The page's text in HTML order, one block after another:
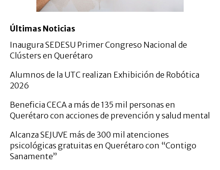
Últimas Noticias
Inaugura SEDESU Primer Congreso Nacional de
Clústers en Querétaro
Alumnos de la UTC realizan Exhibición de Robótica
2026
Beneficia CECA a más de 135 mil personas en
Querétaro con acciones de prevención y salud mental
Alcanza SEJUVE más de 300 mil atenciones
psicológicas gratuitas en Querétaro con “Contigo
Sanamente”